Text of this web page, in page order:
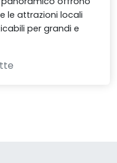
le attrazioni locali
per grandi e